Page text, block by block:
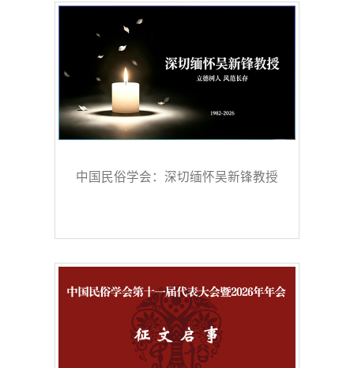
中国民俗学会：深切缅怀吴新锋教授